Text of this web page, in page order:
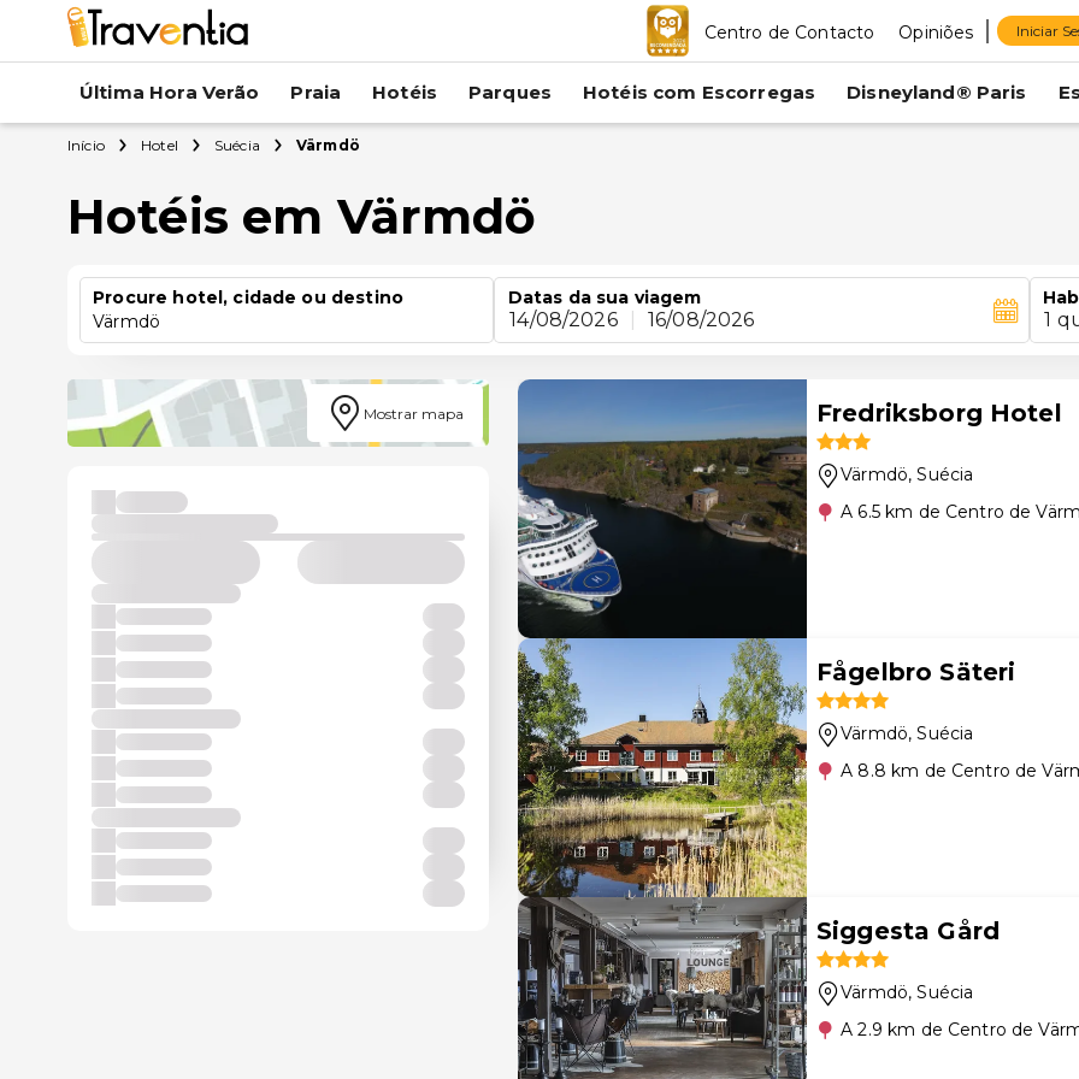
Centro de Contacto Opiniões Iniciar
Última Hora Verão Praia Hotéis Parques Hotéis com Escorregas Disneyland® Paris
Início Hotel Suécia Värmdö
Hotéis em Värmdö
Procure hotel, cidade ou destino
Värmdö
Datas da sua viagem
14/08/2026 16/08/2026 1
Mostrar mapa Fredriksborg Hotel
Värmdö, Suécia
A 6.5 km de Centro de
Fågelbro Säteri
Värmdö, Suécia
A 8.8 km de Centro de
Siggesta Gård
Värmdö, Suécia
A 2.9 km de Centro de